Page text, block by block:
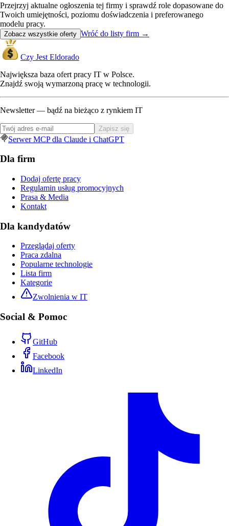
Przejrzyj aktualne ogłoszenia tej firmy i sprawdź role dopasowane do
Twoich umiejętności, poziomu doświadczenia i preferowanego
modelu pracy.
Zobacz wszystkie oferty Wróć do listy firm →
Czy Jest Eldorado
Największa baza ofert pracy IT w Polsce.
Znajdź swoją wymarzoną pracę w technologii.
Newsletter — bądź na bieżąco z rynkiem IT
Zapisz się
Serwer MCP dla Claude i ChatGPT
Dla firm
Dodaj ofertę pracy
Regulamin usług promocyjnych
Prasa & Media
Kontakt
Dla kandydatów
Przeglądaj oferty
Praca zdalna
Popularne technologie
Lista firm
Kategorie
Zwolnienia w IT
Social & Pomoc
GitHub
Facebook
LinkedIn